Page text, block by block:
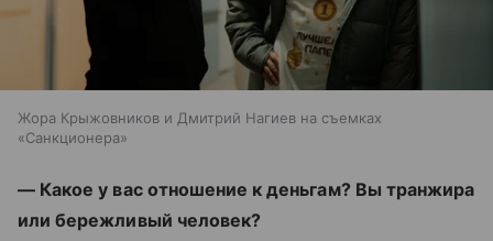
Жора Крыжовников и Дмитрий Нагиев на съемках
«Санкционера»
— Какое у вас отношение к деньгам? Вы транжира
или бережливый человек?